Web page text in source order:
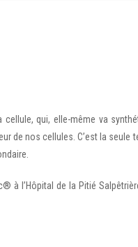
qui, elle-même va
de nos cellules. C’est la seule
à l’Hôpital de la Pitié